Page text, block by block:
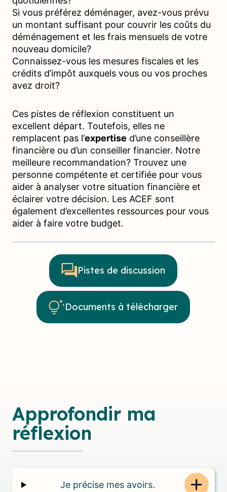
Si vous préférez déménager, avez-vous prévu
un montant suffisant pour couvrir les coûts du
déménagement et les frais mensuels de votre
nouveau domicile?
Connaissez-vous les mesures fiscales et les
crédits d’impôt auxquels vous ou vos proches
avez droit?
Ces pistes de réflexion constituent un
excellent départ. Toutefois, elles ne
remplacent pas l’expertise d’une conseillère
financière ou d’un conseiller financier. Notre
meilleure recommandation? Trouvez une
personne compétente et certifiée pour vous
aider à analyser votre situation financière et
éclairer votre décision. Les ACEF sont
également d’excellentes ressources pour vous
aider à faire votre budget.
Pistes de discussion
Documents à télécharger
Approfondir ma
réflexion
Je précise mes avoirs.